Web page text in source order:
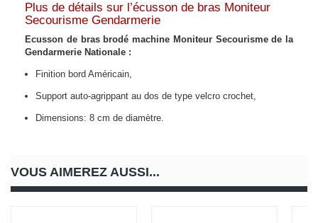
Plus de détails sur l’écusson de bras Moniteur
Secourisme Gendarmerie
Ecusson de bras brodé machine Moniteur Secourisme de la
Gendarmerie Nationale :
Finition bord Américain,
Support auto-agrippant au dos de type velcro crochet,
Dimensions: 8 cm de diamètre.
VOUS AIMEREZ AUSSI...